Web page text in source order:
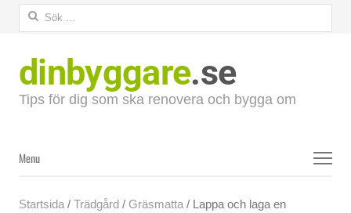
Sök
dinbyggare.se
Tips för dig som ska renovera och bygga om
Menu
Menu
Startsida / Trädgård / Gräsmatta / Lappa och laga en